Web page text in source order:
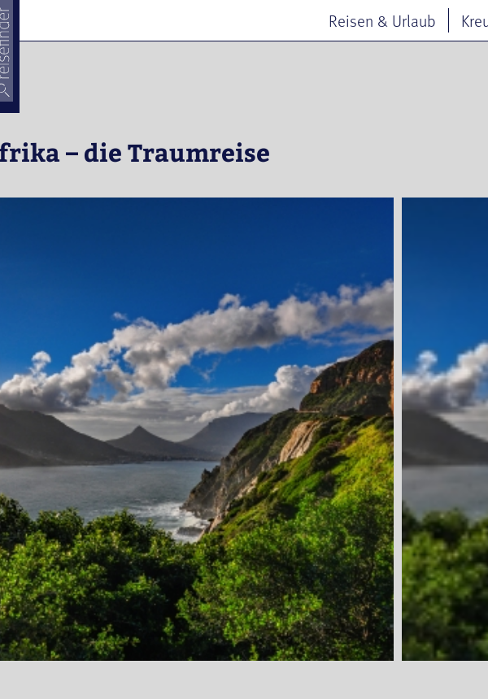
Reisen & Urlaub
– die Traumreise
1. Tag: